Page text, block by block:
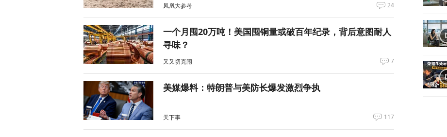
凤凰大参考 24
一个月囤20万吨！美国囤铜量或破百年纪录，背后意图耐人
寻味？
又又切克闹 7
美媒爆料：特朗普与美防长爆发激烈争执
天下事 117